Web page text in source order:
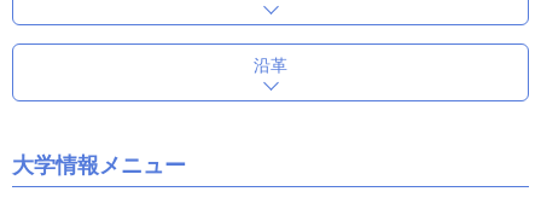
沿革
大学情報メニュー